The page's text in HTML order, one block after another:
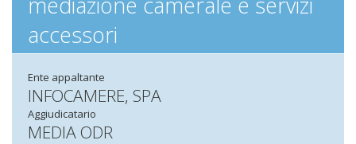
accessori
Ente appaltante
INFOCAMERE, SPA
Aggiudicatario
MEDIA ODR